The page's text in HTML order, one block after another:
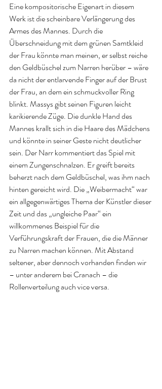
Eine kompositorische Eigenart in diesem
Werk ist die scheinbare Verlängerung des
Armes des Mannes. Durch die
Überschneidung mit dem grünen Samtkleid
der Frau könnte man meinen, er selbst reiche
den Geldbüschel zum Narren herüber – wäre
da nicht der entlarvende Finger auf der Brust
der Frau, an dem ein schmuckvoller Ring
blinkt. Massys gibt seinen Figuren leicht
karikierende Züge. Die dunkle Hand des
Mannes krallt sich in die Haare des Mädchens
und könnte in seiner Geste nicht deutlicher
sein. Der Narr kommentiert das Spiel mit
einem Zungenschnalzen. Er greift bereits
beherzt nach dem Geldbüschel, was ihm nach
hinten gereicht wird. Die „Weibermacht“ war
ein allgegenwärtiges Thema der Künstler dieser
Zeit und das „ungleiche Paar“ ein
willkommenes Beispiel für die
Verführungskraft der Frauen, die die Männer
zu Narren machen können. Mit Abstand
seltener, aber dennoch vorhanden finden wir
– unter anderem bei Cranach – die
Rollenverteilung auch vice versa.